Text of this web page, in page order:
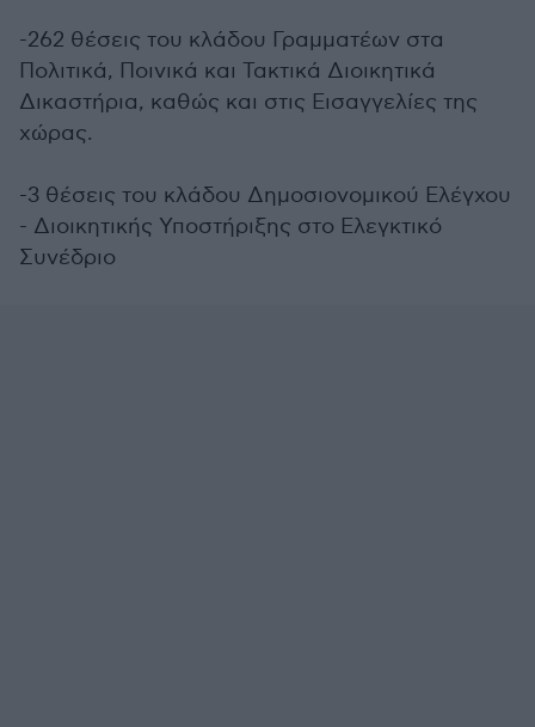
-262 θέσεις του κλάδου Γραμματέων στα
Πολιτικά, Ποινικά και Τακτικά Διοικητικά
Δικαστήρια, καθώς και στις Εισαγγελίες της
χώρας.
-3 θέσεις του κλάδου Δημοσιονομικού Ελέγχου
- Διοικητικής Υποστήριξης στο Ελεγκτικό
Συνέδριο